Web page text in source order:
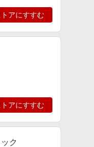
トアにすすむ
トアにすすむ
ク